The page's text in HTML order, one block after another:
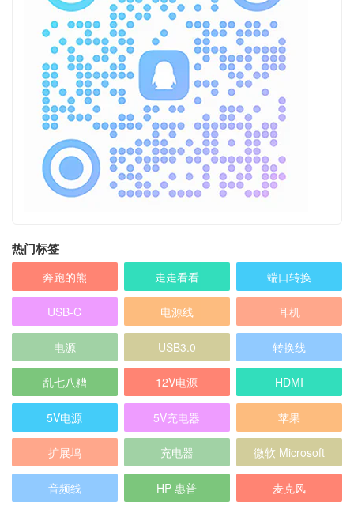
热门标签
奔跑的熊 走走看看 端口转换
USB-C 电源线 耳机
电源 USB3.0 转换线
乱七八糟 12V电源 HDMI
5V电源 5V充电器 苹果
扩展坞 充电器 微软 Microsoft
音频线 HP 惠普 麦克风